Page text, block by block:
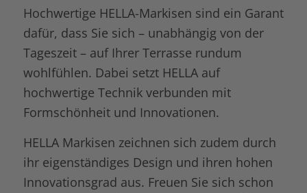
Hochwertige HELLA-Markisen sind ein Garant
dafür, dass Sie sich – unabhängig von der
Tageszeit – auf Ihrer Terrasse rundum
wohlfühlen. Dabei setzt HELLA auf
hochwertige Technik verbunden mit
Formschönheit und Innovationen.
HELLA Markisen zeichnen sich zudem durch
ihr eigenständiges Design und ihren hohen
Innovationsgrad aus. Freuen Sie sich schon